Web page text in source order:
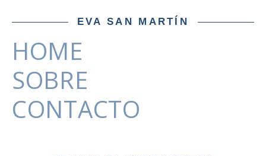
EVA SAN MARTÍN
HOME
SOBRE
CONTACTO